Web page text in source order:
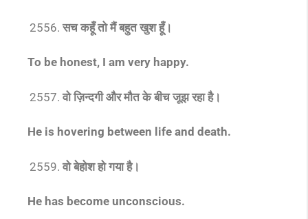
सच कहूँ तो मैं बहुत खुश हूँ।
To be honest, I am very happy.
वो ज़िन्दगी और मौत के बीच जूझ रहा है।
He is hovering between life and death.
वो बेहोश हो गया है।
He has become unconscious.